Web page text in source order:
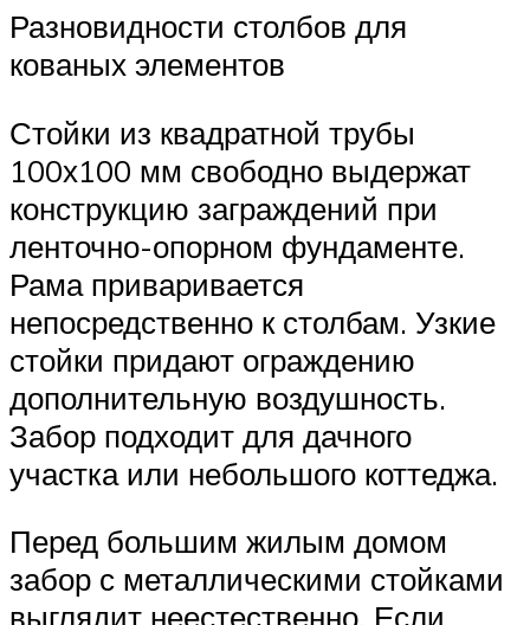
Разновидности столбов для
кованых элементов
Стойки из квадратной трубы
100х100 мм свободно выдержат
конструкцию заграждений при
ленточно-опорном фундаменте.
Рама приваривается
непосредственно к столбам. Узкие
стойки придают ограждению
дополнительную воздушность.
Забор подходит для дачного
участка или небольшого коттеджа.
Перед большим жилым домом
забор с металлическими стойками
выглядит неестественно. Если